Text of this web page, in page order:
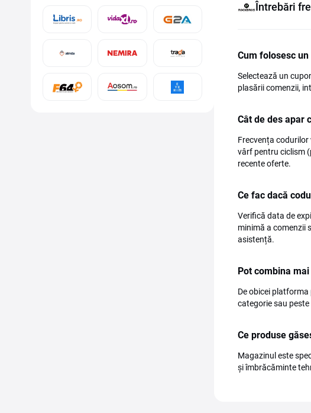
Întrebări
Cum folosesc un
Selectează un
plasării comenzii,
Cât de des apar
Frecvența codurilor
vârf pentru ciclism
recente oferte.
Ce fac dacă
Verifică data de
minimă a comenzii
asistență.
Pot combina
De obicei
categorie sau
Ce produse
Magazinul este
și îmbrăcăminte